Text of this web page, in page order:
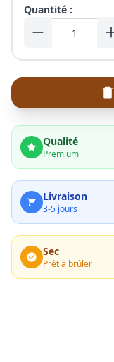
Quantité :
Qualité
Premium
Livraison
3-5 jours
Sec
Prêt à brûler